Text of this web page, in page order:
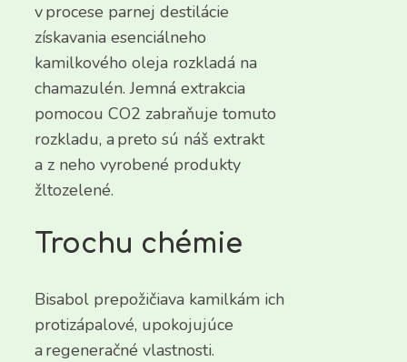
v procese parnej destilácie
získavania esenciálneho
kamilkového oleja rozkladá na
chamazulén. Jemná extrakcia
pomocou CO2 zabraňuje tomuto
rozkladu, a preto sú náš extrakt
a z neho vyrobené produkty
žltozelené.
Trochu chémie
Bisabol prepožičiava kamilkám ich
protizápalové, upokojujúce
a regeneračné vlastnosti.